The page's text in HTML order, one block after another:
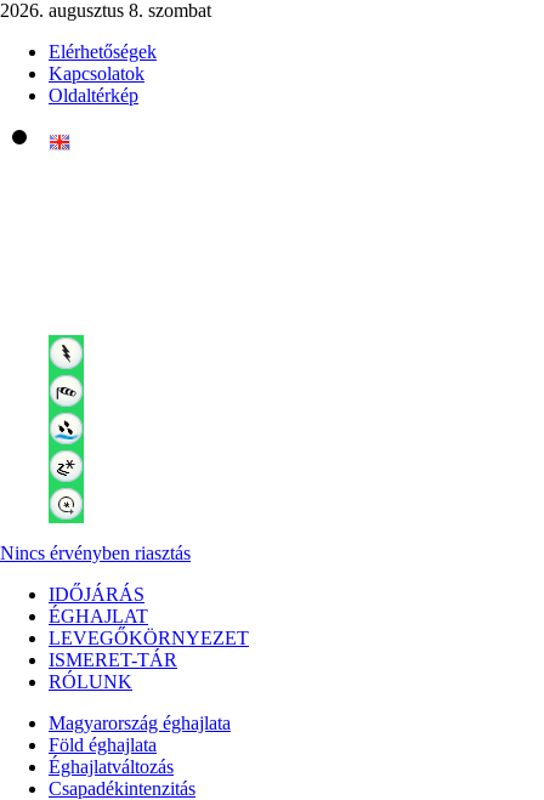
2026. augusztus 8. szombat
Elérhetőségek
Kapcsolatok
Oldaltérkép
Nincs érvényben riasztás
IDŐJÁRÁS
ÉGHAJLAT
LEVEGŐKÖRNYEZET
ISMERET-TÁR
RÓLUNK
Magyarország éghajlata
Föld éghajlata
Éghajlatváltozás
Csapadékintenzitás